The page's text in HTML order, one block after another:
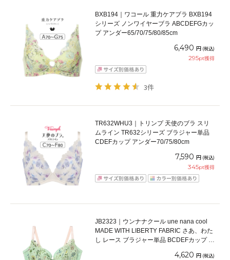
BXB194｜ワコール 重力ケアブラ BXB194
シリーズ ノンワイヤーブラ ABCDEFGカッ
プ アンダー65/70/75/80/85cm
6,490 円 (税込)
295pt獲得
3件
TR632WHU3｜トリンプ 天使のブラ スリ
ムライン TR632シリーズ ブラジャー単品
CDEFカップ アンダー70/75/80cm
7,590 円 (税込)
345pt獲得
JB2323｜ウンナナクール une nana cool
MADE WITH LIBERTY FABRIC さあ、わた
し レース ブラジャー単品 BCDEFカップ ア
4,620 円 (税込)